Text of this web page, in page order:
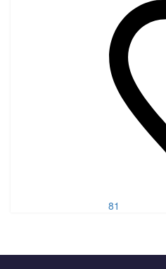
81